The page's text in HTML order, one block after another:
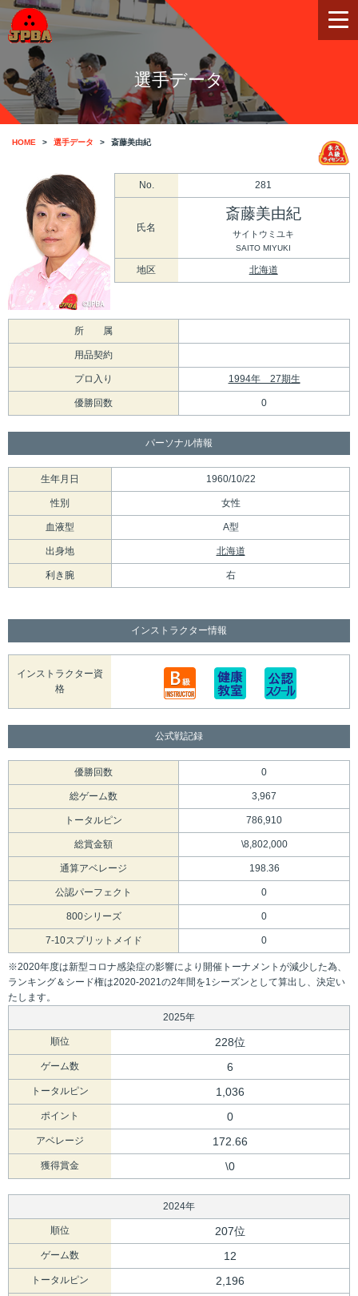
選手データ
HOME 選手データ 斎藤美由紀
No. 281
氏名
斎藤美由紀
サイトウミユキ
SAITO MIYUKI
地区 北海道
所 属
用品契約
プロ入り 1994年 27期生
優勝回数 0
パーソナル情報
生年月日 1960/10/22
性別 女性
血液型 A型
出身地 北海道
利き腕 右
インストラクター情報
インストラクター資
格
公式戦記録
優勝回数 0
総ゲーム数 3,967
トータルピン 786,910
総賞金額 \8,802,000
通算アベレージ 198.36
公認パーフェクト 0
800シリーズ 0
7-10スプリットメイド 0
※2020年度は新型コロナ感染症の影響により開催トーナメントが減少した為、
ランキング＆シード権は2020-2021の2年間を1シーズンとして算出し、決定い
たします。
2025年
順位 228位
ゲーム数 6
トータルピン 1,036
ポイント 0
アベレージ 172.66
獲得賞金 \0
2024年
順位 207位
ゲーム数 12
トータルピン 2,196